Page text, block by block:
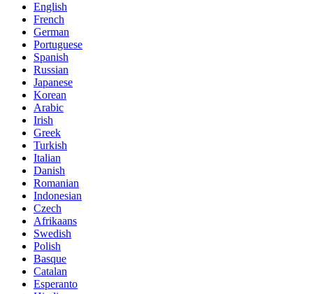
English
French
German
Portuguese
Spanish
Russian
Japanese
Korean
Arabic
Irish
Greek
Turkish
Italian
Danish
Romanian
Indonesian
Czech
Afrikaans
Swedish
Polish
Basque
Catalan
Esperanto